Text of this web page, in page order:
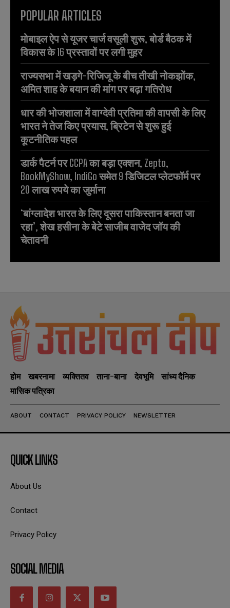
POPULAR ARTICLES
मोबाइल ऐप से यूजर चार्ज वसूली शुरू, बोर्ड बैठक में
विकास के 16 प्रस्तावों पर लगी मुहर
राज्यसभा में खड़गे-रिजिजू के बीच तीखी नोकझोंक,
अमित शाह के बयान की मांग पर बढ़ा गतिरोध
धार की भोजशाला में वाग्देवी प्रतिमा की वापसी के लिए
भारत ने तेज किए प्रयास, ब्रिटेन से शुरू हुई
कूटनीतिक पहल
डार्क पैटर्न पर CCPA का बड़ा एक्शन, Zepto,
BookMyShow, IndiGo समेत 9 डिजिटल प्लेटफॉर्म पर
20 लाख रुपये का जुर्माना
‘बांग्लादेश भारत के लिए दूसरा पाकिस्तान बनता जा
रहा’, शेख हसीना के बेटे साजीब वाजेद जॉय की
चेतावनी
होम खबरनामा व्यक्तितव ताना-बाना देवभूमि
सांध्य दैनिक
मासिक पत्रिका
ABOUT CONTACT PRIVACY POLICY NEWSLETTER
QUICK LINKS
About Us
Contact
Privacy Policy
SOCIAL MEDIA